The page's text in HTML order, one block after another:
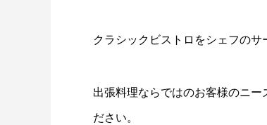
クラシックビストロをシェフのサ
出張料理ならではのお客様のニー
ださい。